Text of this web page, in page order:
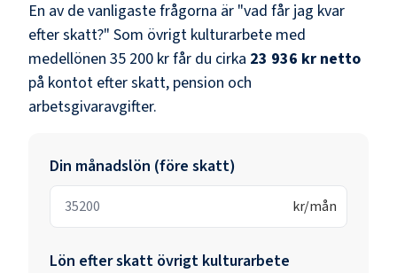
En av de vanligaste frågorna är "vad får jag kvar
efter skatt?" Som övrigt kulturarbete med
medellönen 35 200 krfår du cirka 23 936 kr netto
på kontot efter skatt, pension och
arbetsgivaravgifter.
Din månadslön (före skatt)
kr/mån
Lön efter skatt övrigt kulturarbete